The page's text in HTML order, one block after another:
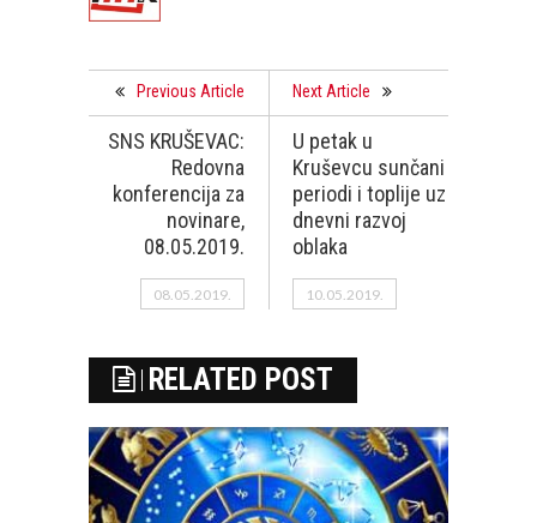
Previous Article
SNS KRUŠEVAC:
Redovna
konferencija za
novinare,
08.05.2019.
08.05.2019.
Next Article
U petak u
Kruševcu sunčani
periodi i toplije uz
dnevni razvoj
oblaka
10.05.2019.
RELATED POST